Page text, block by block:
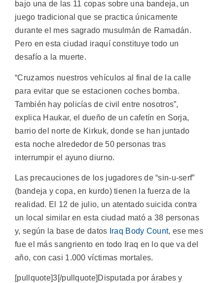
bajo una de las 11 copas sobre una bandeja, un
juego tradicional que se practica únicamente
durante el mes sagrado musulmán de Ramadán.
Pero en esta ciudad iraquí constituye todo un
desafío a la muerte.
“Cruzamos nuestros vehículos al final de la calle
para evitar que se estacionen coches bomba.
También hay policías de civil entre nosotros”,
explica Haukar, el dueño de un cafetín en Sorja,
barrio del norte de Kirkuk, donde se han juntado
esta noche alrededor de 50 personas tras
interrumpir el ayuno diurno.
Las precauciones de los jugadores de “sin-u-serf”
(bandeja y copa, en kurdo) tienen la fuerza de la
realidad. El 12 de julio, un atentado suicida contra
un local similar en esta ciudad mató a 38 personas
y, según la base de datos Iraq Body Count, ese mes
fue el más sangriento en todo Iraq en lo que va del
año, con casi 1.000 víctimas mortales.
[pullquote]3[/pullquote]Disputada por árabes y